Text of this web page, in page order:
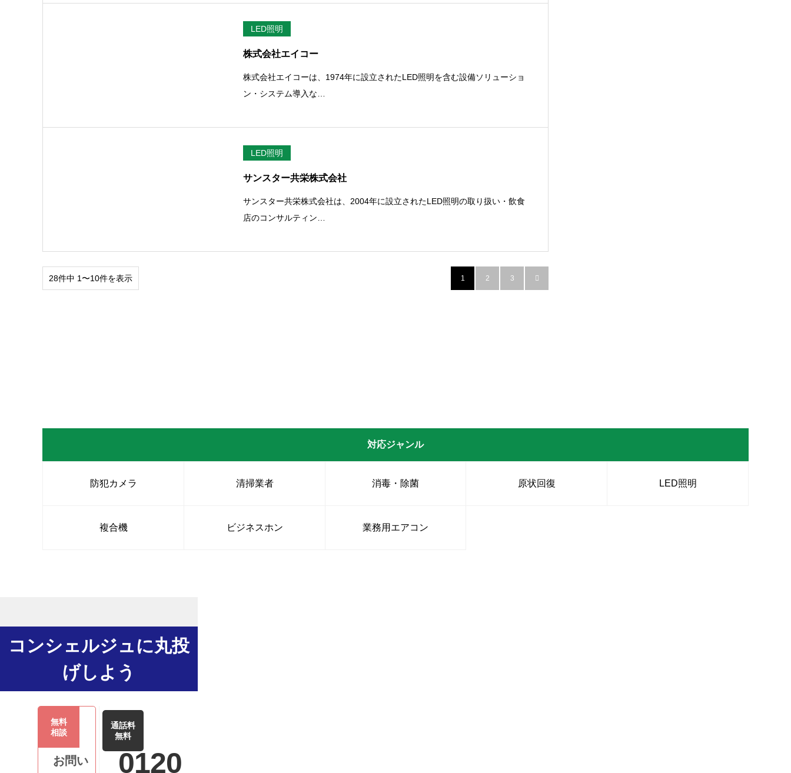
LED照明
株式会社エイコー
株式会社エイコーは、1974年に設立されたLED照明を含む設備ソリューショ
ン・システム導入な…
LED照明
サンスター共栄株式会社
サンスター共栄株式会社は、2004年に設立されたLED照明の取り扱い・飲食
店のコンサルティン…
28件中 1〜10件を表示 1 2 3 
対応ジャンル
防犯カメラ 清掃業者 消毒・除菌 原状回復 LED照明
複合機 ビジネスホン 業務用エアコン
コンシェルジュに丸投
げしよう
無料
相談
お問い
通話料
無料
0120